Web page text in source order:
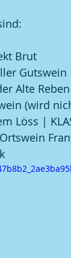
Brut
Gutswein
Alte Reben
(wird
Löss |